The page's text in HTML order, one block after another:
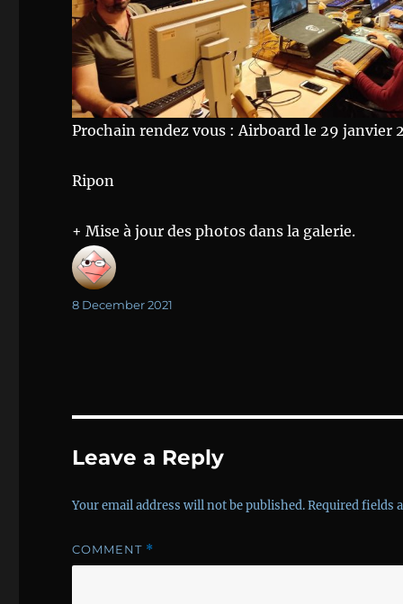
Prochain rendez vous : Airboard le 29 janvier
Ripon
+ Mise à jour des photos dans la galerie.
Author
Posted
8 December 2021
Leave a Reply
Your email address will not be published.Required fields
COMMENT *